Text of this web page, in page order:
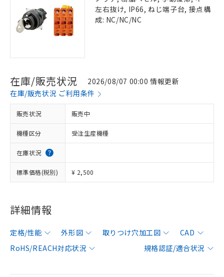
左右抜け, IP66, ねじ端子台, 接点構
成: NC/NC/NC
在庫/販売状況
2026/08/07 00:00 情報更新
在庫/販売状況 ご利用条件
販売状況 販売中
機種区分 受注生産機種
在庫状況
標準価格(税別) ¥ 2,500
詳細情報
定格/性能 外形図 取りつけ穴加工図
CAD
RoHS/REACH対応状況
規格認証/適合状況